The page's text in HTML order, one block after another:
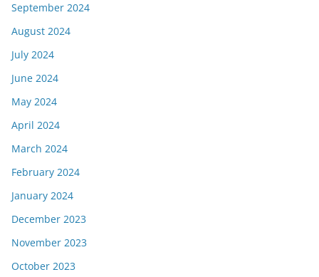
September 2024
August 2024
July 2024
June 2024
May 2024
April 2024
March 2024
February 2024
January 2024
December 2023
November 2023
October 2023